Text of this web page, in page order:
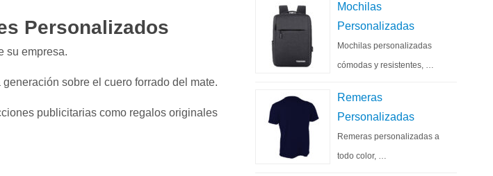
Personalizados
su empresa.
generación sobre el cuero forrado del mate.
publicitarias como regalos originales
Mochilas
Personalizadas
Mochilas personalizadas
cómodas y resistentes, …
Remeras
Personalizadas
Remeras personalizadas a
todo color, …